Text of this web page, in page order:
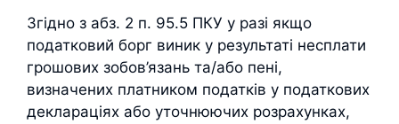
Згідно з абз. 2 п. 95.5 ПКУ у разі якщо
податковий борг виник у результаті несплати
грошових зобов’язань та/або пені,
визначених платником податків у податкових
деклараціях або уточнюючих розрахунках,